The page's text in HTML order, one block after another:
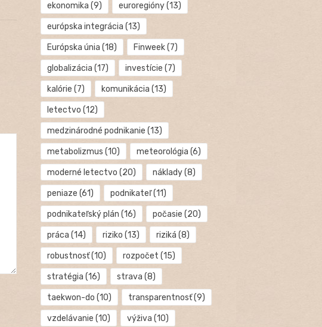
ekonomika (9) euroregióny(13)
európska integrácia (13)
Európska únia (18) Finweek(7)
globalizácia (17) investície (7)
kalórie (7) komunikácia (13)
letectvo (12)
medzinárodné podnikanie (13)
metabolizmus (10) meteorológia (6)
moderné letectvo (20) náklady(8)
peniaze (61) podnikateľ(11)
podnikateľský plán (16) počasie (20)
práca (14) riziko (13) riziká (8)
robustnosť(10) rozpočet (15)
stratégia (16) strava (8)
taekwon-do (10) transparentnosť(9)
vzdelávanie (10) výživa (10)